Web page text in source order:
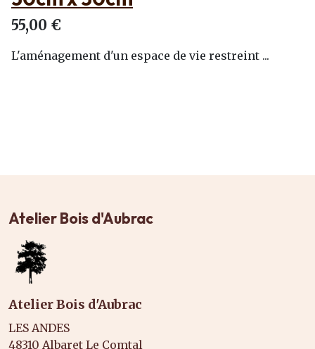
55,00 €
L'aménagement d'un espace de vie restreint ...
Atelier Bois d'Aubrac
Atelier Bois d'Aubrac
LES ANDES
48310 Albaret Le Comtal